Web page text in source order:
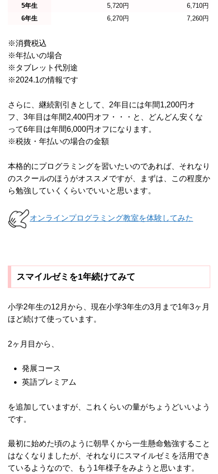
5年生
5,720円
6,710円
6年生
6,270円 7,260円
※消費税込
※年払いの場合
※タブレット代別途
※2024.1の情報です
さらに、継続割引きとして、2年目には年間1,200円オ
フ、3年目は年間2,400円オフ・・・と、どんどん安くな
って6年目は年間6,000円オフになります。
※税抜・年払いの場合の金額
本格的にプログラミングを習いたいのであれば、それなり
のスクールのほうがオススメですが、まずは、この程度か
ら勉強していくくらいでいいと思います。
オンラインプログラミング教室を体験してみた
スマイルゼミを1年続けてみて
小学2年生の12月から、現在小学3年生の3月まで1年3ヶ月
ほど続けて使っています。
2ヶ月目から、
発展コース
英語プレミアム
を追加していますが、これくらいの量がちょうどいいよう
です。
最初に始めた頃のように朝早くから一生懸命勉強すること
はなくなりましたが、それなりにスマイルゼミを活用でき
ているようなので、もう1年様子をみようと思います。